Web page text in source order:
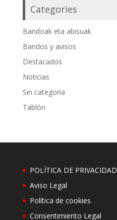
Categories
Bandoak eta abisuak
Bandos y avisos
Destacados
Noticias
Sin categoría
Tablón
POLÍTICA DE PRIVACIDAD
Aviso Legal
Política de cookies
Consentimiento Legal